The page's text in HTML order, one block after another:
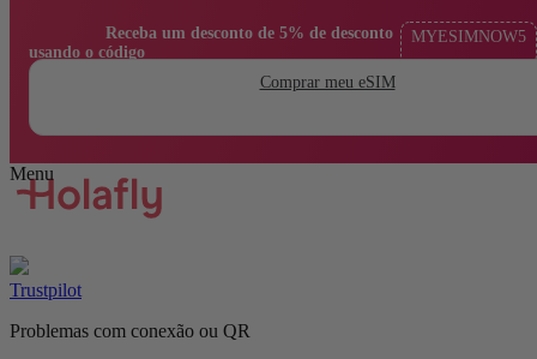
usando o código
MYESIMNOW5
Comprar meu eSIM
Trustpilot
Problemas com conexão ou QR